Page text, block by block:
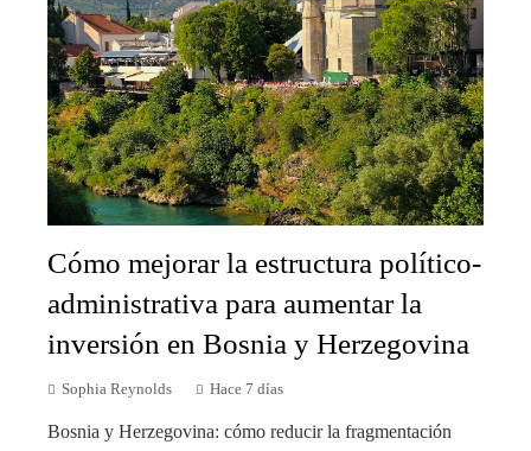
Cómo mejorar la estructura político-
administrativa para aumentar la
inversión en Bosnia y Herzegovina
Sophia Reynolds Hace 7 días
Bosnia y Herzegovina: cómo reducir la fragmentación